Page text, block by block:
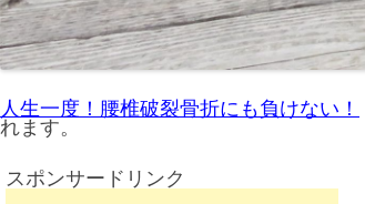
人生一度！腰椎破裂骨折にも負けない！
れます。
スポンサードリンク